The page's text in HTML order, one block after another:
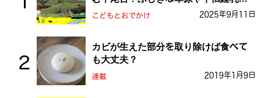
を探検しよう！
こどもとおでかけ 2025年9月11日
カビが生えた部分を取り除けば食べて
も大丈夫？
連載 2019年1月9日